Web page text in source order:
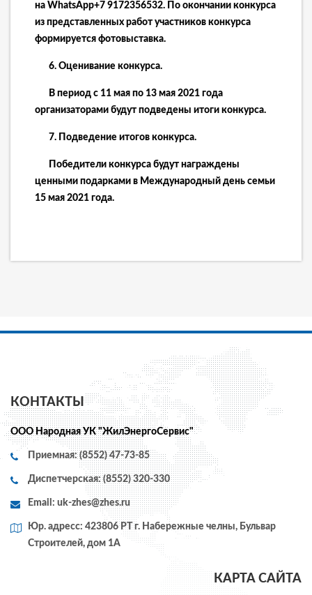
на WhatsApp+7 9172356532.
По окончании конкурса
из представленных работ участников конкурса
формируется фотовыставка.
6. Оценивание конкурса.
В период с 11 мая по 13 мая 2021 года
организаторами будут подведены итоги конкурса.
7. Подведение итогов конкурса.
обедители конкурса будут награждены
ценными подарками в Международный день семьи
15 мая 2021 года.
КОНТАКТЫ
ООО Народная УК "ЖилЭнергоСервис"
Приемная: (8552) 47-73-85
Диспетчерская: (8552) 320-330
Email: uk-zhes@zhes.ru
Юр. адресс: 423806 РТ г. Набережные челны, Бульвар
Строителей, дом 1А
КАРТА САЙТА